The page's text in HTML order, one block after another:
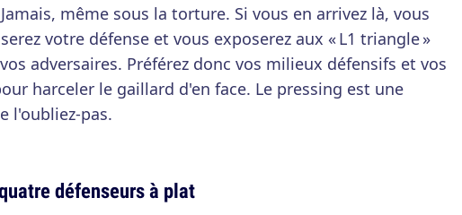
même sous la torture. Si vous en arrivez là, vous
votre défense et vous exposerez aux « L1 triangle »
adversaires. Préférez donc vos milieux défensifs et vos
harceler le gaillard d'en face. Le pressing est une
l'oubliez-pas.
défenseurs à plat